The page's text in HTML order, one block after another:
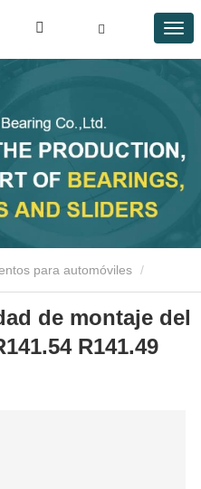
para automóviles
cubo de la rueda R141.54
de montaje del
R141.49